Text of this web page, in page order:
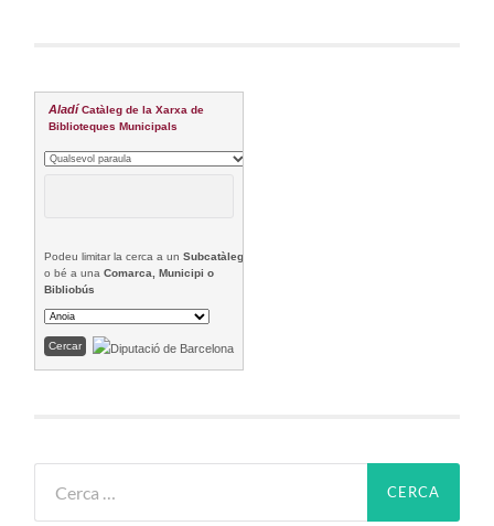
Aladí Catàleg de la Xarxa de
Biblioteques Municipals
Podeu limitar la cerca a unSubcatàleg
o bé a unaComarca, Municipi o
Bibliobús